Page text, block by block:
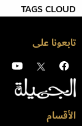
TAGS CLOUD
تابعونا على
الأقسام